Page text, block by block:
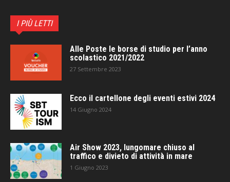
I PIÙ LETTI
Alle Poste le borse di studio per l’anno
scolastico 2021/2022
27 Settembre 2023
Ecco il cartellone degli eventi estivi 2024
14 Giugno 2024
Air Show 2023, lungomare chiuso al
traffico e divieto di attività in mare
1 Giugno 2023